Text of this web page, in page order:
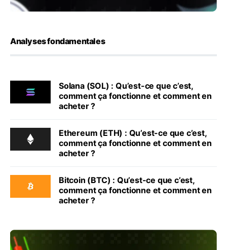
Analyses fondamentales
Solana (SOL) : Qu’est-ce que c’est,
comment ça fonctionne et comment en
acheter ?
Ethereum (ETH) : Qu’est-ce que c’est,
comment ça fonctionne et comment en
acheter ?
Bitcoin (BTC) : Qu’est-ce que c’est,
comment ça fonctionne et comment en
acheter ?